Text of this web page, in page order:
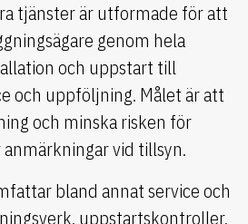
tjänster är utformade för att
genom hela
och uppstart till
och uppföljning. Målet är att
och minska risken för
vid tillsyn.
bland annat service och
uppstartskontroller,